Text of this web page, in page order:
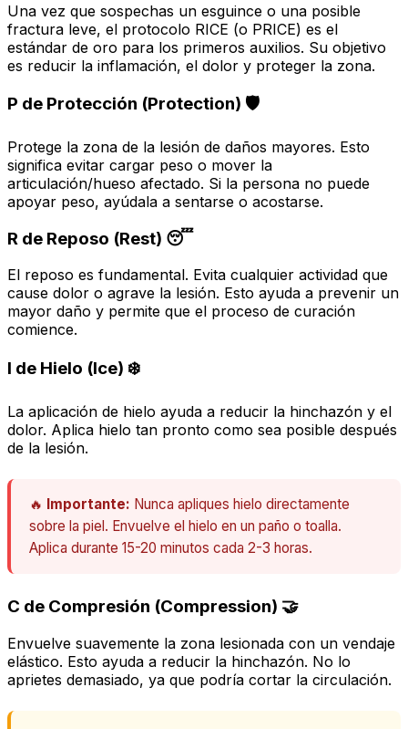
Una vez que sospechas un esguince o una posible
fractura leve, el protocolo RICE (o PRICE) es el
estándar de oro para los primeros auxilios. Su objetivo
es reducir la inflamación, el dolor y proteger la zona.
P de Protección (Protection) 🛡️
Protege la zona de la lesión de daños mayores. Esto
significa evitar cargar peso o mover la
articulación/hueso afectado. Si la persona no puede
apoyar peso, ayúdala a sentarse o acostarse.
R de Reposo (Rest) 😴
El reposo es fundamental. Evita cualquier actividad que
cause dolor o agrave la lesión. Esto ayuda a prevenir un
mayor daño y permite que el proceso de curación
comience.
I de Hielo (Ice) ❄️
La aplicación de hielo ayuda a reducir la hinchazón y el
dolor. Aplica hielo tan pronto como sea posible después
de la lesión.
🔥 Importante: Nunca apliques hielo directamente
sobre la piel. Envuelve el hielo en un paño o toalla.
Aplica durante 15-20 minutos cada 2-3 horas.
C de Compresión (Compression) 🤝
Envuelve suavemente la zona lesionada con un vendaje
elástico. Esto ayuda a reducir la hinchazón. No lo
aprietes demasiado, ya que podría cortar la circulación.